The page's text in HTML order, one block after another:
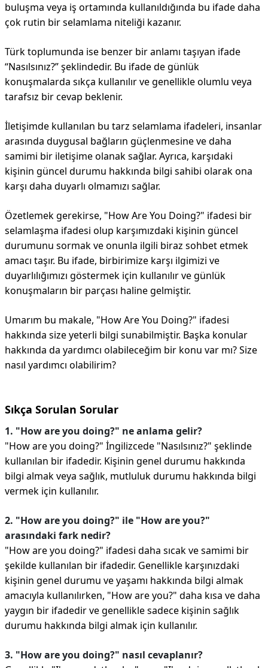
buluşma veya iş ortamında kullanıldığında bu ifade daha
çok rutin bir selamlama niteliği kazanır.
Türk toplumunda ise benzer bir anlamı taşıyan ifade
“Nasılsınız?” şeklindedir. Bu ifade de günlük
konuşmalarda sıkça kullanılır ve genellikle olumlu veya
tarafsız bir cevap beklenir.
İletişimde kullanılan bu tarz selamlama ifadeleri, insanlar
arasında duygusal bağların güçlenmesine ve daha
samimi bir iletişime olanak sağlar. Ayrıca, karşıdaki
kişinin güncel durumu hakkında bilgi sahibi olarak ona
karşı daha duyarlı olmamızı sağlar.
Özetlemek gerekirse, "How Are You Doing?" ifadesi bir
selamlaşma ifadesi olup karşımızdaki kişinin güncel
durumunu sormak ve onunla ilgili biraz sohbet etmek
amacı taşır. Bu ifade, birbirimize karşı ilgimizi ve
duyarlılığımızı göstermek için kullanılır ve günlük
konuşmaların bir parçası haline gelmiştir.
Umarım bu makale, "How Are You Doing?" ifadesi
hakkında size yeterli bilgi sunabilmiştir. Başka konular
hakkında da yardımcı olabileceğim bir konu var mı? Size
nasıl yardımcı olabilirim?
Sıkça Sorulan Sorular
1. "How are you doing?" ne anlama gelir?
"How are you doing?" İngilizcede "Nasılsınız?" şeklinde
kullanılan bir ifadedir. Kişinin genel durumu hakkında
bilgi almak veya sağlık, mutluluk durumu hakkında bilgi
vermek için kullanılır.
2. "How are you doing?" ile "How are you?"
arasındaki fark nedir?
"How are you doing?" ifadesi daha sıcak ve samimi bir
şekilde kullanılan bir ifadedir. Genellikle karşınızdaki
kişinin genel durumu ve yaşamı hakkında bilgi almak
amacıyla kullanılırken, "How are you?" daha kısa ve daha
yaygın bir ifadedir ve genellikle sadece kişinin sağlık
durumu hakkında bilgi almak için kullanılır.
3. "How are you doing?" nasıl cevaplanır?